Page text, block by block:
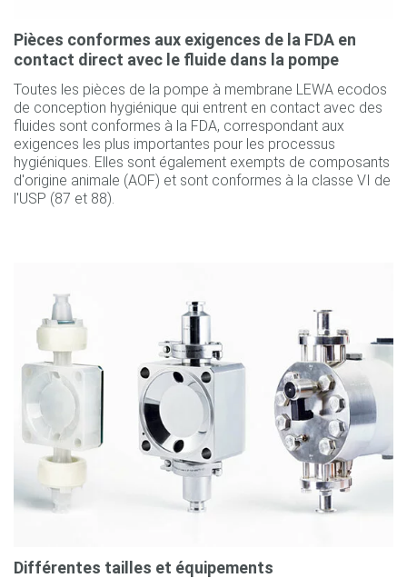
Pièces conformes aux exigences de la FDA en
contact direct avec le fluide dans la pompe
Toutes les pièces de la pompe à membrane LEWA ecodos
de conception hygiénique qui entrent en contact avec des
fluides sont conformes à la FDA, correspondant aux
exigences les plus importantes pour les processus
hygiéniques. Elles sont également exempts de composants
d'origine animale (AOF) et sont conformes à la classe VI de
l'USP (87 et 88).
Différentes tailles et équipements